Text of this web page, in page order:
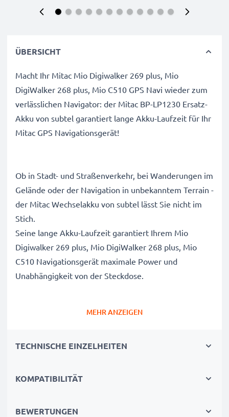
ÜBERSICHT
Macht Ihr Mitac Mio Digiwalker 269 plus, Mio
DigiWalker 268 plus, Mio C510 GPS Navi wieder zum
verlässlichen Navigator: der Mitac BP-LP1230 Ersatz-
Akku von subtel garantiert lange Akku-Laufzeit für Ihr
Mitac GPS Navigationsgerät!
Ob in Stadt- und Straßenverkehr, bei Wanderungen im
Gelände oder der Navigation in unbekanntem Terrain -
der Mitac Wechselakku von subtel lässt Sie nicht im
Stich.
Seine lange Akku-Laufzeit garantiert Ihrem Mio
Digiwalker 269 plus, Mio DigiWalker 268 plus, Mio
C510 Navigationsgerät maximale Power und
Unabhängigkeit von der Steckdose.
Marke: subtel Austauschakku
Spannung: 3.6V - 3.7V
Abmessungen: 49.56 x 36.12 x 6.46mm
MEHR ANZEIGEN
TECHNISCHE EINZELHEITEN
KOMPATIBILITÄT
BEWERTUNGEN